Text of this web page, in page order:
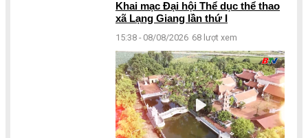
Khai mạc Đại hội Thể dục thể thao
xã Lạng Giang lần thứ I
15:38 - 08/08/2026 68 lượt xem